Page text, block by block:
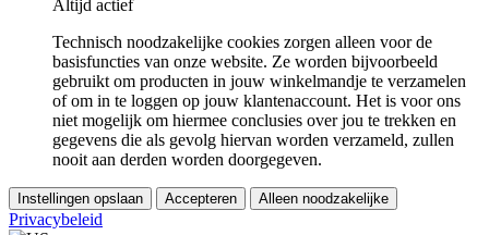
Altijd actief
Technisch noodzakelijke cookies zorgen alleen voor de
basisfuncties van onze website. Ze worden bijvoorbeeld
gebruikt om producten in jouw winkelmandje te verzamelen
of om in te loggen op jouw klantenaccount. Het is voor ons
niet mogelijk om hiermee conclusies over jou te trekken en
gegevens die als gevolg hiervan worden verzameld, zullen
nooit aan derden worden doorgegeven.
Instellingen opslaan Accepteren Alleen noodzakelijke
Privacybeleid